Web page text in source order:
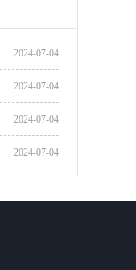
2024-07-04
2024-07-04
2024-07-04
2024-07-04